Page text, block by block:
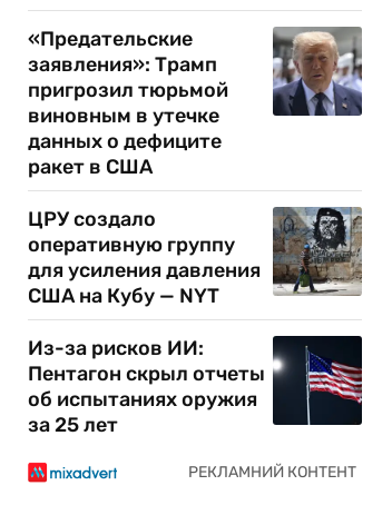
«Предательские
заявления»: Трамп
пригрозил тюрьмой
виновным в утечке
данных о дефиците
ракет в США
ЦРУ создало
оперативную группу
для усиления давления
США на Кубу — NYT
Из-за рисков ИИ:
Пентагон скрыл отчеты
об испытаниях оружия
за 25 лет